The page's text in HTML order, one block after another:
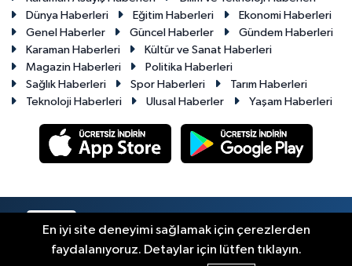
Dünya Haberleri
Eğitim Haberleri
Ekonomi Haberleri
Genel Haberler
Güncel Haberler
Gündem Haberleri
Karaman Haberleri
Kültür ve Sanat Haberleri
Magazin Haberleri
Politika Haberleri
Sağlık Haberleri
Spor Haberleri
Tarım Haberleri
Teknoloji Haberleri
Ulusal Haberler Yaşam Haberleri
En iyi site deneyimi sağlamak için çerezlerden
faydalanıyoruz. Detaylar için lütfen tıklayın.